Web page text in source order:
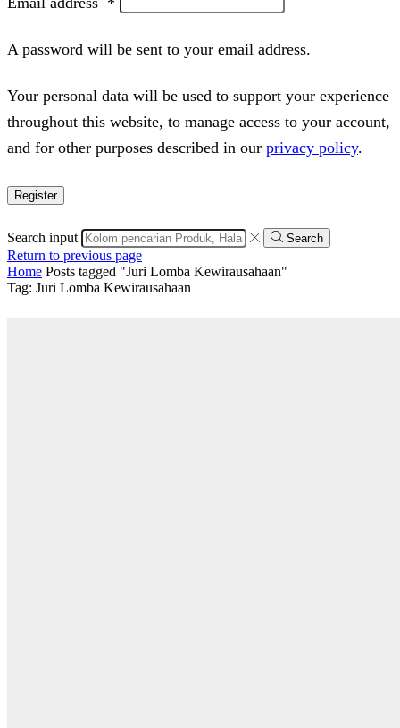
A password will be sent to your email address.
Your personal data will be used to support your experience
throughout this website, to manage access to your account,
and for other purposes described in our privacy policy.
Register
Search input Search
Return to previous page
Home Posts tagged "Juri Lomba Kewirausahaan"
Tag: Juri Lomba Kewirausahaan